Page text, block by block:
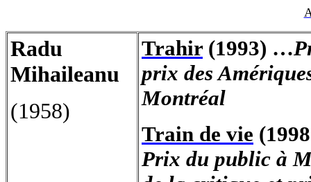
Radu
Mihaileanu
(1958)
Trahir(1993) …
prix des
Montréal
Train de vie
Prix du public à